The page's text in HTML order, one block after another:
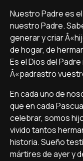
Nuestro Padre es
nuestro Padre.
generar y criar
de hogar, de
Es el Dios del
Â«padrastro
En cada uno de
que en cada
celebrar, somos
vivido tantos
historia. Sueño
mártires de ayer y